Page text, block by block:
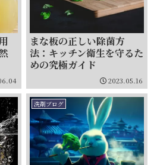
まな板の正しい除菌方
法：キッチン衛生を守るた
めの究極ガイド
2023.05.16
洗剤ブログ